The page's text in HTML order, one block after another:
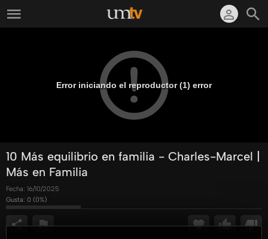
Error iniciando el reproductor (1) error
10 Más equilibrio en familia - Charles-Marcel |
Más en Familia
Fecha: 16/10/2025
Gusta: 0 (0%)